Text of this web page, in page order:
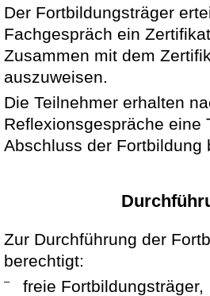
Der Fortbildungsträger
Fachgespräch ein
Zusammen mit dem
auszuweisen.
Die Teilnehmer erhalten
Reflexionsgespräche eine
Abschluss der Fortbildung
Zur Durchführung der
berechtigt:
– freie Fortbildungsträger,